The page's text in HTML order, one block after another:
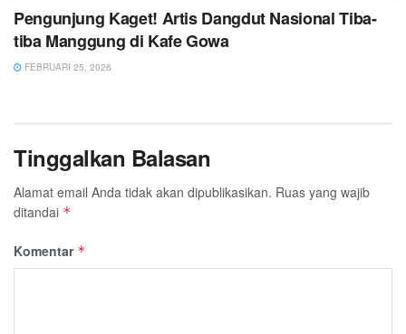
Pengunjung Kaget! Artis Dangdut Nasional Tiba-
tiba Manggung di Kafe Gowa
FEBRUARI 25, 2026
Tinggalkan Balasan
Alamat email Anda tidak akan dipublikasikan. Ruas yang wajib
ditandai *
Komentar *